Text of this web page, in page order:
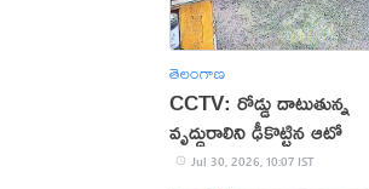
తెలంగాణ
CCTV: రోడ్డు దాటుతున్న
వృద్ధురాలిని ఢీకొట్టిన ఆటో
Jul 30, 2026, 10:07 IST